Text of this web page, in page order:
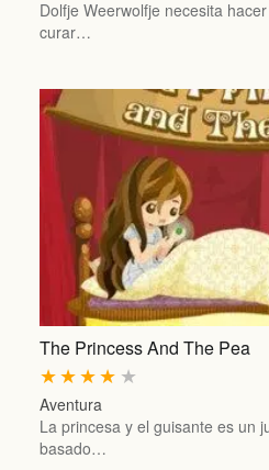
Dolfje Weerwolfje necesita
curar…
The Princess And The Pea
★
★
★
★
★
Aventura
La princesa y el guisante es un
basado…